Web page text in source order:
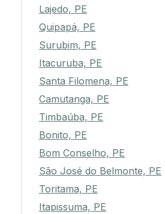
Lajedo, PE
Quipapá, PE
Surubim, PE
Itacuruba, PE
Santa Filomena, PE
Camutanga, PE
Timbaúba, PE
Bonito, PE
Bom Conselho, PE
São José do Belmonte, PE
Toritama, PE
Itapissuma, PE